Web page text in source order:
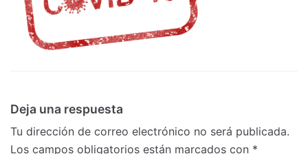
Deja una respuesta
Tu dirección de correo electrónico no será publicada.
Los campos obligatorios están marcados con *